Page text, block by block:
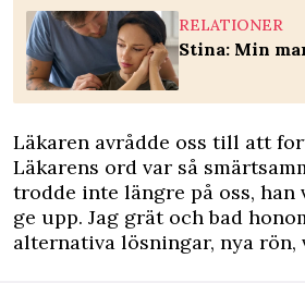
RELATIONER
Stina: Min
Läkaren avrådde oss till att
Läkarens ord var så
trodde inte längre på oss,
ge upp. Jag grät och bad
alternativa lösningar, nya rön,